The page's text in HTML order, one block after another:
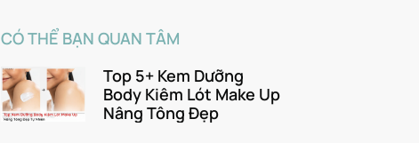
CÓ THỂ BẠN QUAN TÂM
Top 5+ Kem Dưỡng
Body Kiêm Lót Make Up
Nâng Tông Đẹp